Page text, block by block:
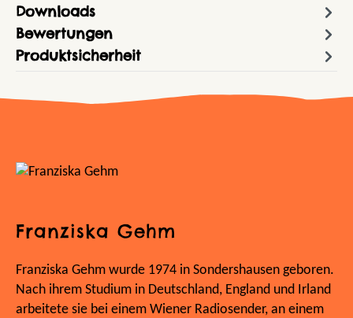
Downloads
Bewertungen
Produktsicherheit
Franziska Gehm
Franziska Gehm wurde 1974 in Sondershausen geboren.
Nach ihrem Studium in Deutschland, England und Irland
arbeitete sie bei einem Wiener Radiosender, an einem